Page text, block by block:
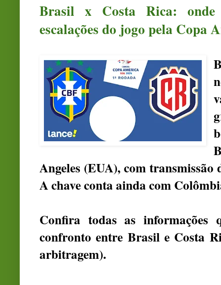
Brasil x Costa Rica:
escalações do jogo pela Copa
Angeles (EUA), com
A chave conta ainda com
Confira todas as informações
confronto entre Brasil e Costa
arbitragem).